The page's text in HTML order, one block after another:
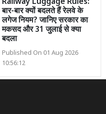
Railway Luggage Rules:
बार-बार क्यों बदलते हैं रेलवे के
लगेज नियम? जानिए सरकार का
मकसद और 31 जुलाई से क्या
बदला
Published On 01 Aug 2026
10:56:12